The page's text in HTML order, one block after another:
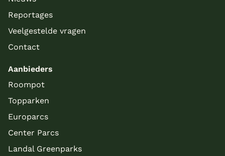
Reportages
Veelgestelde vragen
Contact
Aanbieders
Roompot
Topparken
Europarcs
Center Parcs
Landal Greenparks